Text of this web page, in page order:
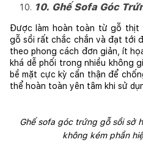
10. Ghế Sofa Góc
Được làm hoàn toàn từ gỗ thịt
gỗ sồi rất chắc chắn và đạt tới
theo phong cách đơn giản, ít
khá dễ phối trong nhiều không
bề mặt cực kỳ cẩn thận để
thể hoàn toàn yên tâm khi sử
Ghế sofa góc trứng gỗ sồi sở
không kém phần